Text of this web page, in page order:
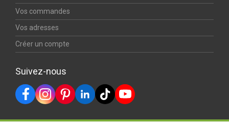
Vos commandes
Vos adresses
Créer un compte
Suivez-nous